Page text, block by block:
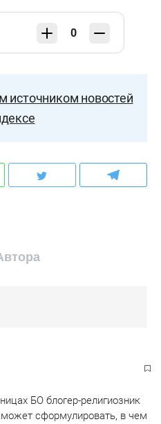
0
источником новостей
БО блогер-религиозник
сформулировать, в чем